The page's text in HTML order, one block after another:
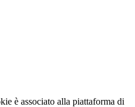
è associato alla piattaforma di